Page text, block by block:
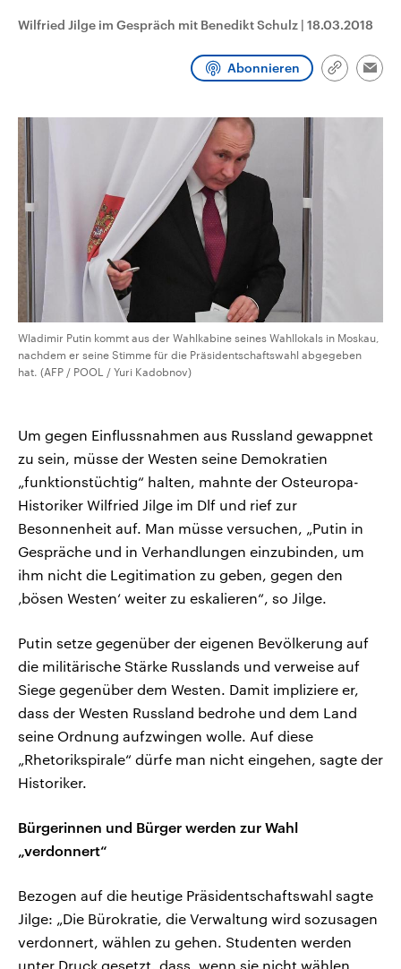
und Hintergründe zu den Parteien
und Kandidaten der anstehenden
Sendungen Programm Podcasts
Wilfried Jilge im Gespräch mit Benedikt Schulz | 18.03.2018
Abonnieren
Link
Wladimir Putin kommt aus der Wahlkabine seines Wahllokals in Moskau,
nachdem er seine Stimme für die Präsidentschaftswahl abgegeben
hat. (AFP / POOL / Yuri Kadobnov)
Um gegen Einflussnahmen aus Russland gewappnet
zu sein, müsse der Westen seine Demokratien
„funktionstüchtig“ halten, mahnte der Osteuropa-
Historiker Wilfried Jilge im Dlf und rief zur
Besonnenheit auf. Man müsse versuchen, „Putin in
Gespräche und in Verhandlungen einzubinden, um
ihm nicht die Legitimation zu geben, gegen den
‚bösen Westen‘ weiter zu eskalieren“, so Jilge.
Putin setze gegenüber der eigenen Bevölkerung auf
die militärische Stärke Russlands und verweise auf
Siege gegenüber dem Westen. Damit impliziere er,
dass der Westen Russland bedrohe und dem Land
seine Ordnung aufzwingen wolle. Auf diese
„Rhetorikspirale“ dürfe man nicht eingehen, sagte der
Historiker.
Bürgerinnen und Bürger werden zur Wahl
„verdonnert“
Bezogen auf die heutige Präsidentschaftswahl sagte
Jilge: „Die Bürokratie, die Verwaltung wird sozusagen
verdonnert, wählen zu gehen. Studenten werden
unter Druck gesetzt, dass, wenn sie nicht wählen